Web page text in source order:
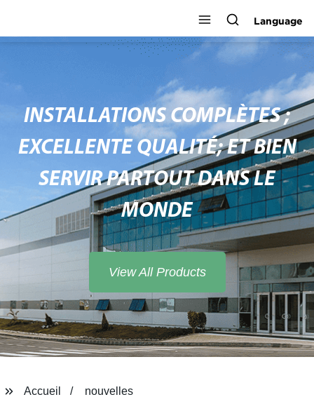
Language
INSTALLATIONS COMPLÈTES ;
EXCELLENTE QUALITÉ; ET BIEN
SERVIR PARTOUT DANS LE
MONDE
View All Products
Accueil nouvelles